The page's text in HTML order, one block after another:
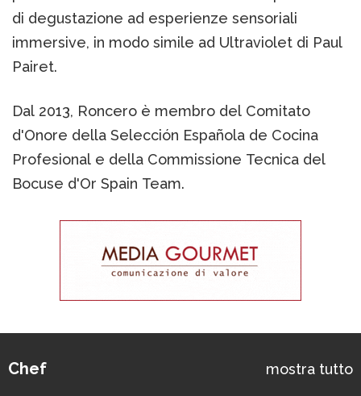
di degustazione ad esperienze sensoriali
immersive, in modo simile ad Ultraviolet di Paul
Pairet.
Dal 2013, Roncero è membro del Comitato
d'Onore della Selección Española de Cocina
Profesional e della Commissione Tecnica del
Bocuse d'Or Spain Team.
Chef mostra tutto